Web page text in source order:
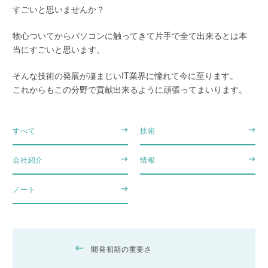
すごいと思いませんか？
物心ついてからパソコンに触ってきて片手で全て出来るとは本
当にすごいと思います。
そんな技術の発展が凄まじいIT業界に憧れて今に至ります。
これからもこの分野で貢献出来るように頑張ってまいります。
すべて 技術
会社紹介 情報
ノート
開発初期の重要さ